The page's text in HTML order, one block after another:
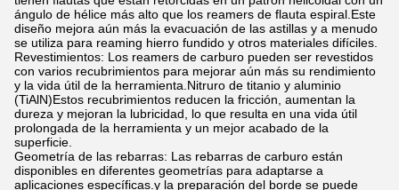
ángulo de hélice más alto que los reamers de flauta espiral.Este
diseño mejora aún más la evacuación de las astillas y a menudo
se utiliza para reaming hierro fundido y otros materiales difíciles.
Revestimientos: Los reamers de carburo pueden ser revestidos
con varios recubrimientos para mejorar aún más su rendimiento
y la vida útil de la herramienta.Nitruro de titanio y aluminio
(TiAlN)Estos recubrimientos reducen la fricción, aumentan la
dureza y mejoran la lubricidad, lo que resulta en una vida útil
prolongada de la herramienta y un mejor acabado de la
superficie.
Geometría de las rebarras: Las rebarras de carburo están
disponibles en diferentes geometrías para adaptarse a
aplicaciones específicas.y la preparación del borde se puede